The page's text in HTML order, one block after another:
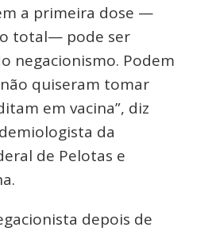
a primeira dose —
total— pode ser
negacionismo. Podem
quiseram tomar
em vacina”, diz
da
de Pelotas e
depois de